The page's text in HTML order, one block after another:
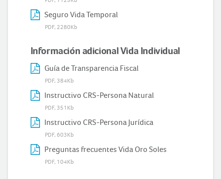
Seguro Vida Temporal
PDF, 2280Kb
Información adicional Vida Individual
Guía de Transparencia Fiscal
PDF, 384Kb
Instructivo CRS-Persona Natural
PDF, 351Kb
Instructivo CRS-Persona Jurídica
PDF, 603Kb
Preguntas frecuentes Vida Oro Soles
PDF, 104Kb